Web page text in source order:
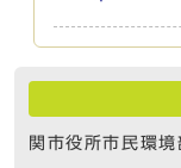
関市役所市民環